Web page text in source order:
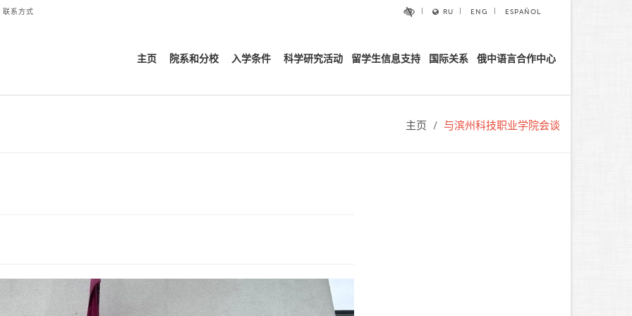
联系方式 RU ENG ESPAÑOL
主页 院系和分校 入学条件 科学研究活动 留学生信息支持 国际关系 俄中语言合作中心
主页 与滨州科技职业学院会谈